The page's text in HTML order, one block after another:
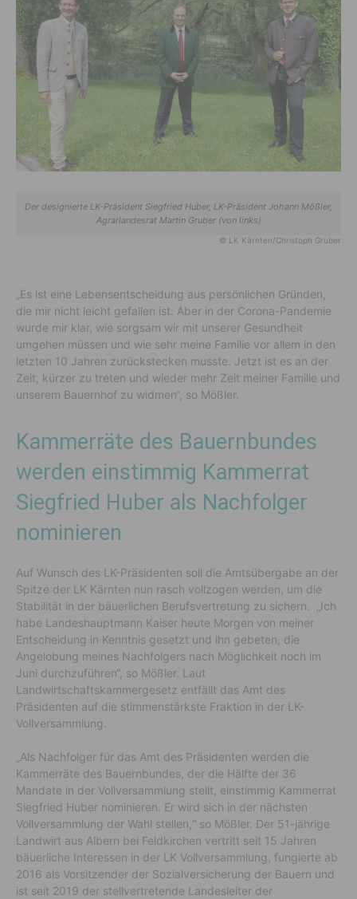
Der designierte LK-Präsident Siegfried Huber, LK-Präsident Johann Mößler,
Agrarlandesrat Martin Gruber (von links)
© LK Kärnten/Christoph Gruber
„Es ist eine Lebensentscheidung aus persönlichen Gründen,
die mir nicht leicht gefallen ist. Aber in der Corona-Pandemie
wurde mir klar, wie sorgsam wir mit unserer Gesundheit
umgehen müssen und wie sehr meine Familie vor allem in den
letzten 10 Jahren zurückstecken musste. Jetzt ist es an der
Zeit, kürzer zu treten und wieder mehr Zeit meiner Familie und
unserem Bauernhof zu widmen“, so Mößler.
Kammerräte des Bauernbundes
werden einstimmig Kammerrat
Siegfried Huber als Nachfolger
nominieren
Auf Wunsch des LK-Präsidenten soll die Amtsübergabe an der
Spitze der LK Kärnten nun rasch vollzogen werden, um die
Stabilität in der bäuerlichen Berufsvertretung zu sichern. „Ich
habe Landeshauptmann Kaiser heute Morgen von meiner
Entscheidung in Kenntnis gesetzt und ihn gebeten, die
Angelobung meines Nachfolgers nach Möglichkeit noch im
Juni durchzuführen“, so Mößler. Laut
Landwirtschaftskammergesetz entfällt das Amt des
Präsidenten auf die stimmenstärkste Fraktion in der LK-
Vollversammlung.
„Als Nachfolger für das Amt des Präsidenten werden die
Kammerräte des Bauernbundes, der die Hälfte der 36
Mandate in der Vollversammlung stellt, einstimmig Kammerrat
Siegfried Huber nominieren. Er wird sich in der nächsten
Vollversammlung der Wahl stellen,“ so Mößler. Der 51-jährige
Landwirt aus Albern bei Feldkirchen vertritt seit 15 Jahren
bäuerliche Interessen in der LK Vollversammlung, fungierte ab
2016 als Vorsitzender der Sozialversicherung der Bauern und
ist seit 2019 der stellvertretende Landesleiter der